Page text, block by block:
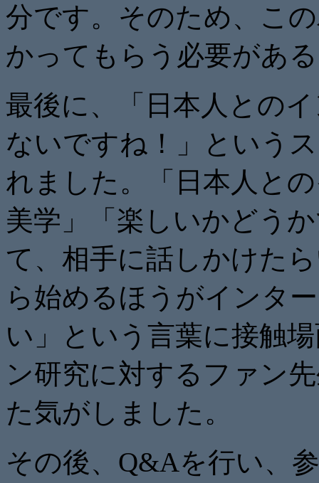
分です。そのため、こ
かってもらう必要があ
最後に、「日本人との
ないですね！」という
れました。「日本人と
美学」「楽しいかどう
て、相手に話しかけた
ら始めるほうがインタ
い」という言葉に接触
ン研究に対するファン
た気がしました。
その後、Q&Aを行い、